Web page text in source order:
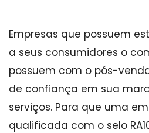
Empresas que possuem
a seus consumidores o
possuem com o pós-
de confiança em sua
serviços. Para que uma
qualificada com o selo